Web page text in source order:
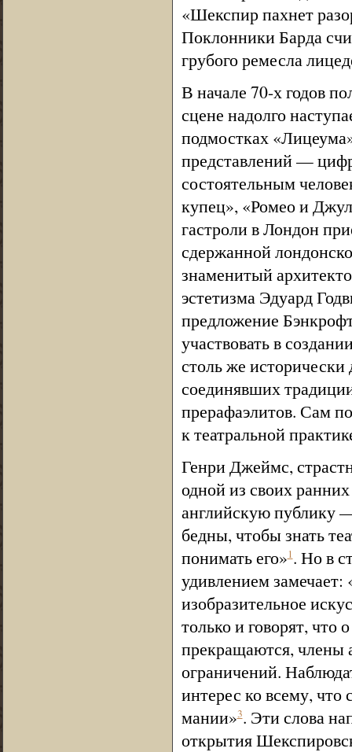
«Шекспир пахнет
Поклонники Барда
грубого ремесла
В начале 70-х годов
сцене надолго
подмостках
представлений —
состоятельным
купец», «Ромео и
гастроли в Лондон
сдержанной
знаменитый
эстетизма Эдуард
предложение
участвовать в
столь же исторически
соединявших
прерафаэлитов. Сам
к театральной
Генри Джеймс,
одной из своих
английскую публику
бедны, чтобы знать
понимать его»1. Но в
удивлением замечает:
изобразительное
только и говорят, что
прекращаются, члены
ограничений.
интерес ко всему, что
мании»3. Эти слова
открытия